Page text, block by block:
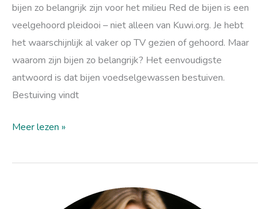
bijen zo belangrijk zijn voor het milieu Red de bijen is een
veelgehoord pleidooi – niet alleen van Kuwi.org. Je hebt
het waarschijnlijk al vaker op TV gezien of gehoord. Maar
waarom zijn bijen zo belangrijk? Het eenvoudigste
antwoord is dat bijen voedselgewassen bestuiven.
Bestuiving vindt
Meer lezen »